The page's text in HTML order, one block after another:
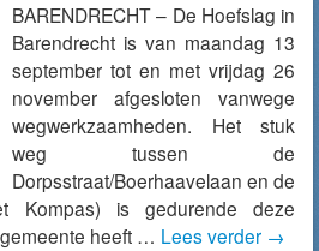
BARENDRECHT – De Hoefslag in
Barendrecht is van maandag 13
september tot en met vrijdag 26
november afgesloten vanwege
wegwerkzaamheden. Het stuk
weg tussen de
Dorpsstraat/Boerhaavelaan en de
Kompas) is gedurende deze
heeft … Lees verder →